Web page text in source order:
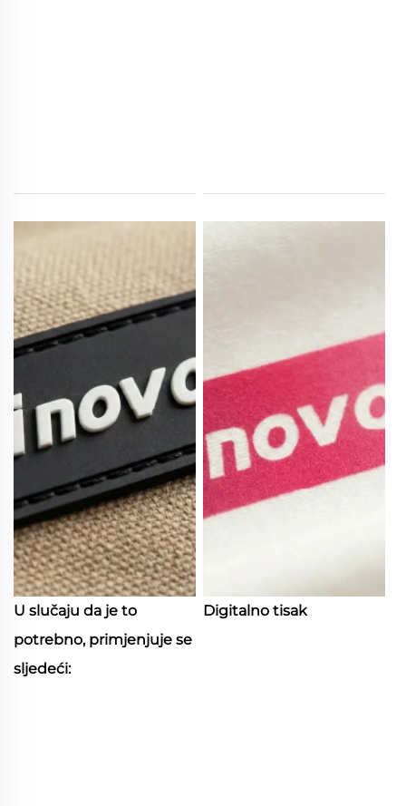
U slučaju da je to
potrebno, primjenjuje se
sljedeći:
Digitalno tisak